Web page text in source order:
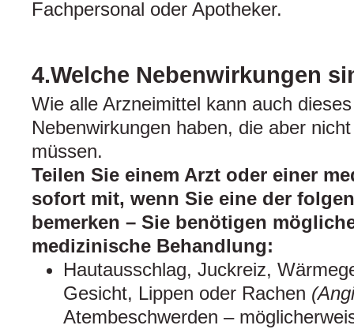
Fachpersonal oder Apotheker.
4.Welche Nebenwirkungen
Wie alle Arzneimittel kann auch
Nebenwirkungen haben, die aber
müssen.
Teilen Sie einem Arzt oder einer
sofort mit, wenn Sie eine der
bemerken – Sie benötigen
medizinische Behandlung:
Hautausschlag, Juckreiz,
Gesicht, Lippen oder Rachen
Atembeschwerden –